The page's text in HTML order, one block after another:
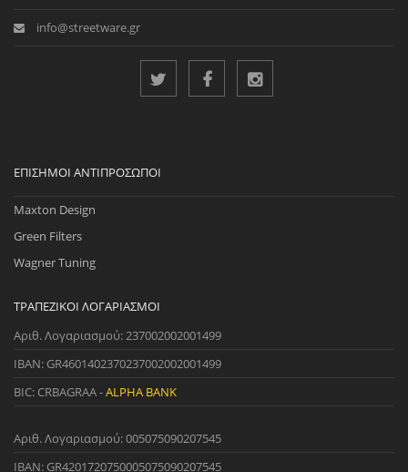
info@streetware.gr
ΕΠΊΣΗΜΟΙ ΑΝΤΙΠΡΌΣΩΠΟΙ
Maxton Design
Green Filters
Wagner Tuning
ΤΡΑΠΕΖΙΚΟΊ ΛΟΓΑΡΙΑΣΜΟΊ
Αριθ. Λογαριασμού: 237002002001499
IBAN: GR4601402370237002002001499
BIC: CRBAGRAA -ALPHA BANK
Αριθ. Λογαριασμού: 005075090207545
IBAN: GR4201720750005075090207545